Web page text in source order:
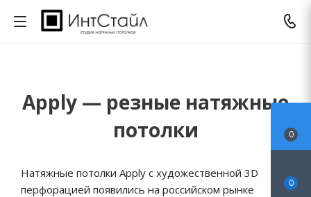
Apply — резные натяжные
потолки
Натяжные потолки Apply с художественной 3D
перфорацией появились на российском рынке
0
0